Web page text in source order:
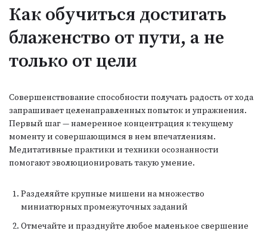
Как обучиться достигать
блаженство от пути, а не
только от цели
Совершенствование способности получать радость от хода
запрашивает целенаправленных попыток и упражнения.
Первый шаг — намеренное концентрация к текущему
моменту и совершающимся в нем впечатлениям.
Медитативные практики и техники осознанности
помогают эволюционировать такую умение.
Разделяйте крупные мишени на множество
миниатюрных промежуточных заданий
Отмечайте и празднуйте любое маленькое свершение